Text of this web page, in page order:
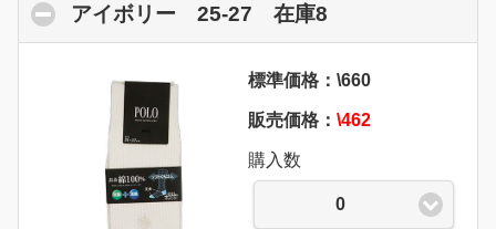
アイボリー 25-27 在庫8
標準価格：\660
販売価格： \462
購入数
0